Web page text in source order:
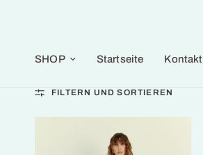
SHOP Startseite Kontakt
FILTERN UND SORTIEREN